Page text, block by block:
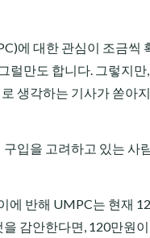
에 대한 관심이 조금씩
럴만도 합니다. 그렇지만
생각하는 기사가 쏟아
입을 고려하고 있는 사
에 반해 UMPC는 현재
감안한다면, 120만원